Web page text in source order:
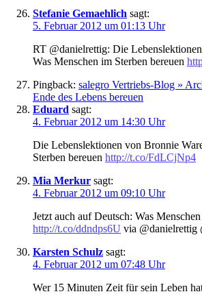
Stefanie Gemaehlich sagt:
5. Februar 2012 um 01:13 Uhr
RT @danielrettig: Die
Was Menschen im Sterben bereuen
Pingback: salegro Vertriebs-Blog »
Ende des Lebens bereuen
Eduard sagt:
4. Februar 2012 um 14:30 Uhr
Die Lebenslektionen von Bronnie
Sterben bereuen http://t.co/FdLCjNp4
Mia Merkur sagt:
4. Februar 2012 um 09:10 Uhr
Jetzt auch auf Deutsch: Was
http://t.co/ddndps6U via @danielrettig
Karsten Schulz sagt:
4. Februar 2012 um 07:48 Uhr
Wer 15 Minuten Zeit für sein Leben